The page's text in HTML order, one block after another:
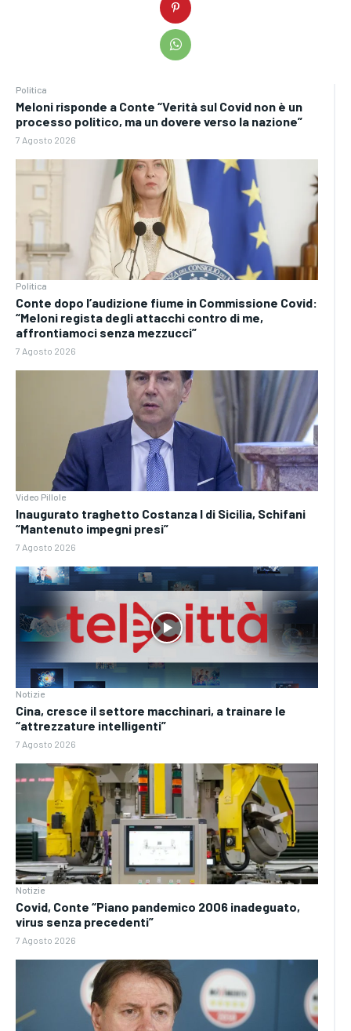
Politica
Meloni risponde a Conte “Verità sul Covid non è un
processo politico, ma un dovere verso la nazione”
7 Agosto 2026
Politica
Conte dopo l’audizione fiume in Commissione Covid:
“Meloni regista degli attacchi contro di me,
affrontiamoci senza mezzucci”
7 Agosto 2026
Video Pillole
Inaugurato traghetto Costanza I di Sicilia, Schifani
“Mantenuto impegni presi”
7 Agosto 2026
Notizie
Cina, cresce il settore macchinari, a trainare le
“attrezzature intelligenti”
7 Agosto 2026
Notizie
Covid, Conte “Piano pandemico 2006 inadeguato,
virus senza precedenti”
7 Agosto 2026